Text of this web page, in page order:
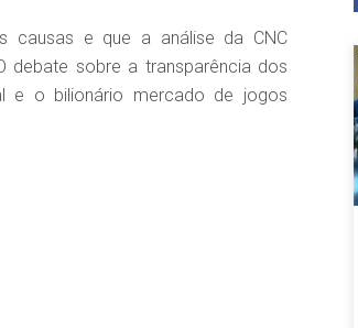
causas e que a análise da CNC
debate sobre a transparência dos
e o bilionário mercado de jogos